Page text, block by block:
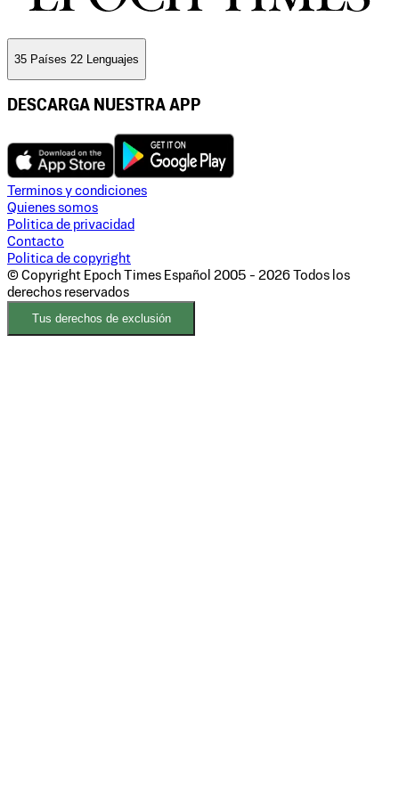
35 Países 22 Lenguajes
DESCARGA NUESTRA APP
Terminos y condiciones
Quienes somos
Politica de privacidad
Contacto
Politica de copyright
© Copyright Epoch Times Español 2005 - 2026 Todos los
derechos reservados
Tus derechos de exclusión